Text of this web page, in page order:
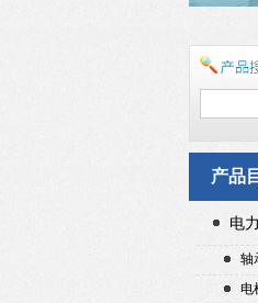
产品
电
轴
电